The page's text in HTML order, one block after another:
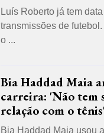
Luís Roberto já tem
transmissões de
o ...
Bia Haddad Maia
carreira: 'Não tem
relação com o tênis'
Bia Haddad Maia usou